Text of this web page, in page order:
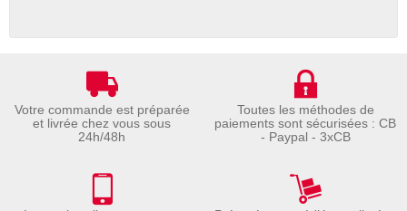
Votre commande est préparée
et livrée chez vous sous
24h/48h
Toutes les méthodes de
paiements sont sécurisées : CB
- Paypal - 3xCB